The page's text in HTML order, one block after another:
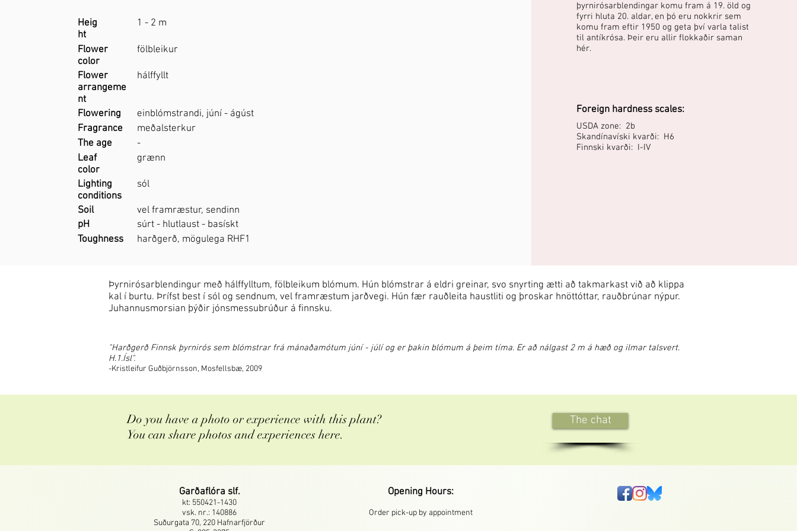
Heig
ht
1 - 2 m
Flower
color
fölbleikur
Flower
arrangeme
nt
hálffyllt
Flowering
einblómstrandi, júní - ágúst
Fragrance
meðalsterkur
The age
-
Leaf
color
grænn
Lighting
conditions
sól
Soil
vel framræstur, sendinn
pH
súrt - hlutlaust - basískt
Toughness
harðgerð, mögulega RHF1
þyrnirósarblendingar komu fram á 19. öld og
fyrri hluta 20. aldar, en þó eru nokkrir sem
komu fram eftir 1950 og geta því varla talist
til antíkrósa. Þeir eru allir flokkaðir saman
hér.
Foreign hardness scales:
USDA zone: 2b
Skandínavíski kvarði: H6
Finnski kvarði: I-IV
Þyrnirósarblendingur með hálffylltum, fölbleikum blómum. Hún blómstrar á eldri greinar, svo snyrting ætti að takmarkast við að klippa
kal í burtu. Þrífst best í sól og sendnum, vel framræstum jarðvegi. Hún fær rauðleita haustliti og þroskar hnöttóttar, rauðbrúnar nýpur.
Juhannusmorsian þýðir jónsmessubrúður á finnsku.
"Harðgerð Finnsk þyrnirós sem blómstrar frá mánaðamótum júní - júlí og er þakin blómum á þeim tíma. Er að nálgast 2 m á hæð og ilmar talsvert.
H.1.Ísl".
-Kristleifur Guðbjörnsson, Mosfellsbæ, 2009
Do you have a photo or experience with this plant?
You can share photos and experiences here.
The chat
Garðaflóra slf.
kt: 550421-1430
vsk. nr.: 140886
Suðurgata 70, 220 Hafnarfjörður
Opening Hours:
Order pick-up by appointment